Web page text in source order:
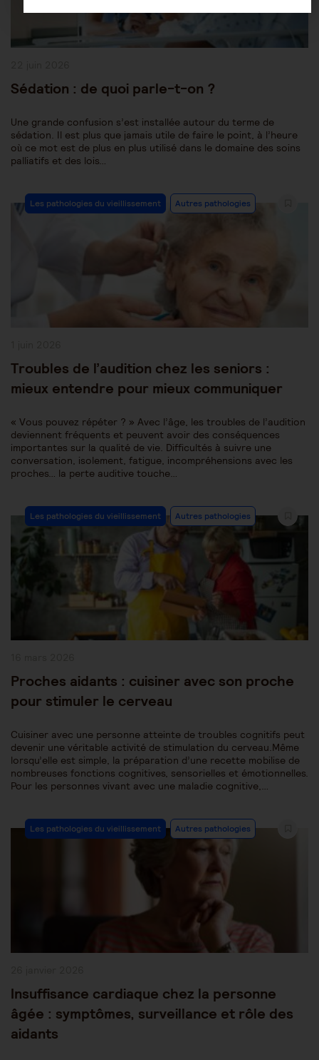
Sédation : de quoi parle-t-on ?
Une grande confusion s’est installée autour du terme de
sédation. Il est plus que jamais utile de faire le point, à l’heure
où ce mot est de plus en plus utilisé dans le domaine des soins
palliatifs et des lois…
Post
Category:
Les pathologies du vieillissement Autres pathologies
Troubles de l’audition chez les seniors :
mieux entendre pour mieux communiquer
« Vous pouvez répéter ? » Avec l’âge, les troubles de l’audition
deviennent fréquents et peuvent avoir des conséquences
importantes sur la qualité de vie. Difficultés à suivre une
conversation, isolement, fatigue, incompréhensions avec les
proches… la perte auditive touche…
Post
Category:
Les pathologies du vieillissement Autres pathologies
Proches aidants : cuisiner avec son proche
pour stimuler le cerveau
Cuisiner avec une personne atteinte de troubles cognitifs peut
devenir une véritable activité de stimulation du cerveau.Même
lorsqu’elle est simple, la préparation d’une recette mobilise de
nombreuses fonctions cognitives, sensorielles et émotionnelles.
Pour les personnes vivant avec une maladie cognitive,…
Post
Category:
Les pathologies du vieillissement Autres pathologies
Insuffisance cardiaque chez la personne
âgée : symptômes, surveillance et rôle des
aidants